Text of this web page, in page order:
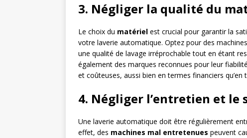
3. Négliger la qualité du
Le choix du matériel est crucial pour garantir la
votre laverie automatique. Optez pour des
une qualité de lavage irréprochable tout en étant
également des marques reconnues pour leur
et coûteuses, aussi bien en termes financiers qu’en
4. Négliger l’entretien et le
Une laverie automatique doit être régulièrement
effet, des machines mal entretenues peuvent